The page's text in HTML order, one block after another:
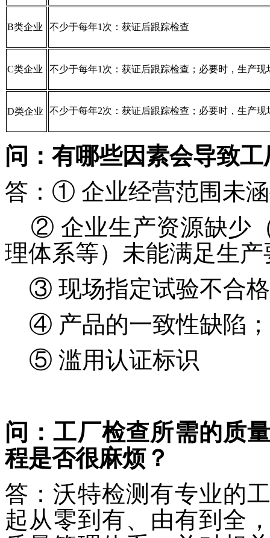
B类企业 不少于每年1次：获证后跟踪检查
C类企业 不少于每年1次：获证后跟踪检查；必要时，生产
D类企业 不少于每年2次：获证后跟踪检查；必要时，生产
问：有哪些因素会导致
答：① 企业经营范围未
② 企业生产资源缺少
理体系等）未能满足生产
③ 现场指定试验不合
④ 产品的一致性缺陷；
⑤ 滥用认证标识
问：工厂检查所需的质
程是否很麻烦？
答：沃特检测有专业的
起从零到有、由有到全